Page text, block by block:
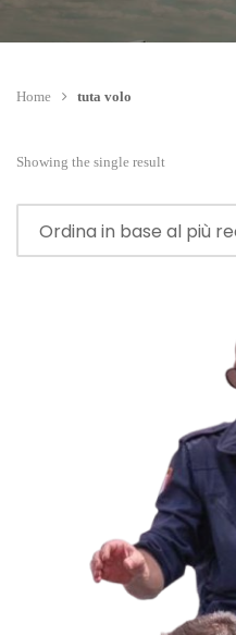
Home tuta volo
Showing the single result